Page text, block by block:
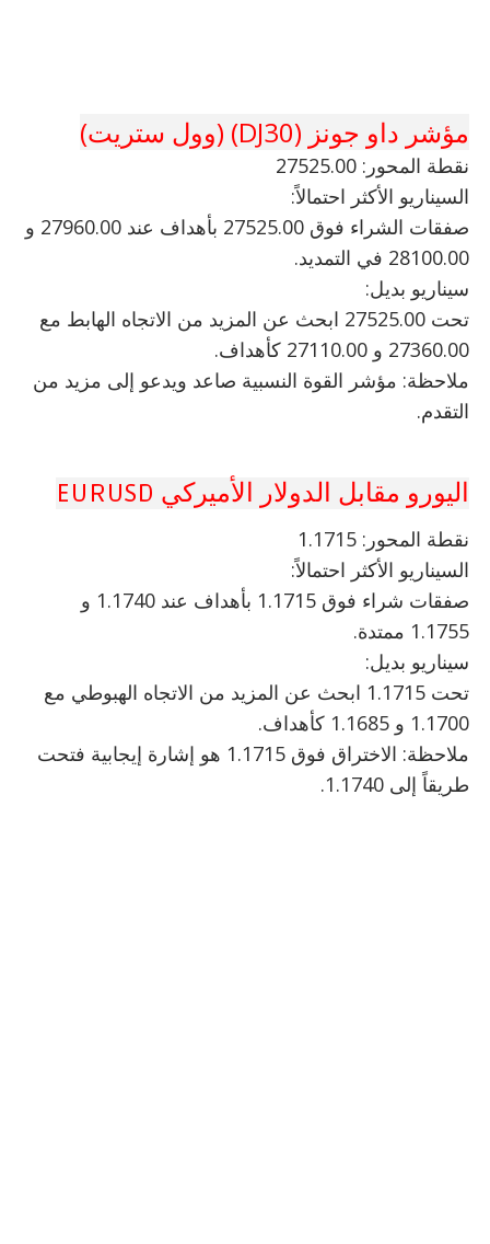
مؤشر داو جونز (DJ30) (وول ستريت)
نقطة المحور: 27525.00
السيناريو الأكثر احتمالاً:
صفقات الشراء فوق 27525.00 بأهداف عند 27960.00 و
28100.00 في التمديد.
سيناريو بديل:
تحت 27525.00 ابحث عن المزيد من الاتجاه الهابط مع
27360.00 و 27110.00 كأهداف.
ملاحظة: مؤشر القوة النسبية صاعد ويدعو إلى مزيد من
التقدم.
اليورو مقابل الدولار الأميركي EURUSD
نقطة المحور: 1.1715
السيناريو الأكثر احتمالاً:
صفقات شراء فوق 1.1715 بأهداف عند 1.1740 و
1.1755 ممتدة.
سيناريو بديل:
تحت 1.1715 ابحث عن المزيد من الاتجاه الهبوطي مع
1.1700 و 1.1685 كأهداف.
ملاحظة: الاختراق فوق 1.1715 هو إشارة إيجابية فتحت
طريقاً إلى 1.1740.